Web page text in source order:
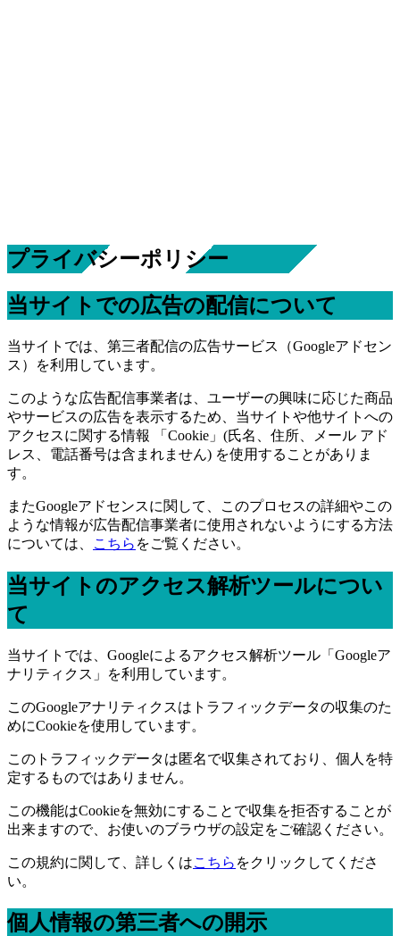
プライバシーポリシー
当サイトでの広告の配信について
当サイトでは、第三者配信の広告サービス（Googleアドセン
ス）を利用しています。
このような広告配信事業者は、ユーザーの興味に応じた商品
やサービスの広告を表示するため、当サイトや他サイトへの
アクセスに関する情報 「Cookie」(氏名、住所、メール アド
レス、電話番号は含まれません) を使用することがありま
す。
またGoogleアドセンスに関して、このプロセスの詳細やこの
ような情報が広告配信事業者に使用されないようにする方法
については、
こちら をご覧ください。
当サイトのアクセス解析ツールについ
て
当サイトでは、Googleによるアクセス解析ツール「Googleア
ナリティクス」を利用しています。
このGoogleアナリティクスはトラフィックデータの収集のた
めにCookieを使用しています。
このトラフィックデータは匿名で収集されており、個人を特
定するものではありません。
この機能はCookieを無効にすることで収集を拒否することが
出来ますので、お使いのブラウザの設定をご確認ください。
この規約に関して、詳しくはこちら をクリックしてくださ
い。
個人情報の第三者への開示